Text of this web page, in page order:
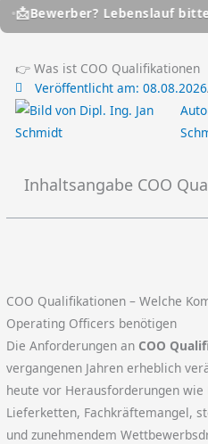
Lebenslauf bitte an
👉 Was ist COO Qualifikationen
Veröffentlicht am:08.08.2026
Inhaltsangabe COO
COO Qualifikationen – Welche
Operating Officers benötigen
Die Anforderungen an COO
vergangenen Jahren erheblich
heute vor Herausforderungen
Lieferketten, Fachkräftemangel,
und zunehmendem